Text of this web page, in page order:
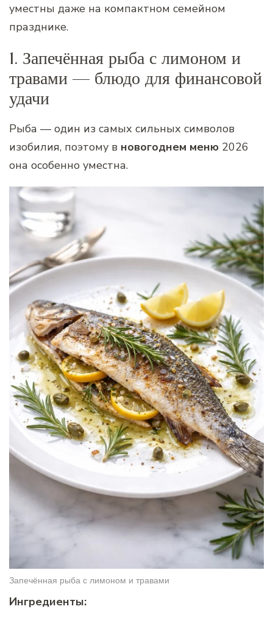
уместны даже на компактном семейном
празднике.
1. Запечённая рыба с лимоном и
травами — блюдо для финансовой
удачи
Рыба — один из самых сильных символов
изобилия, поэтому в новогоднем меню 2026
она особенно уместна.
Запечённая рыба с лимоном и травами
Ингредиенты: